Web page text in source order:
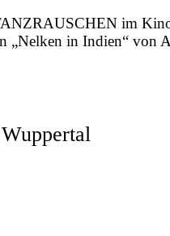
im
in Indien“ von